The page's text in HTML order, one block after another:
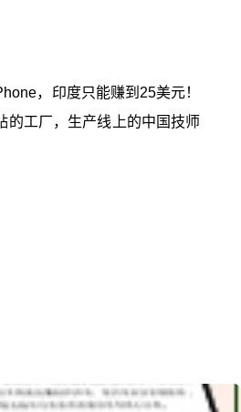
，印度只能赚到25美元！
的工厂，生产线上的中国技师